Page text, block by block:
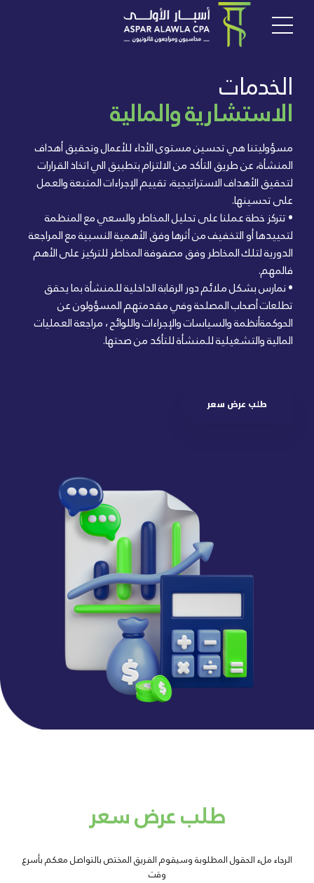
الخدمات
الاستشارية والمالية
مسؤوليتنا هي تحسين مستوى الأداء للأعمال وتحقيق أهداف
المنشأة، عن طريق التأكد من الالتزام بتطبيق الي اتخاذ القرارات
لتحقيق الأهداف الاستراتيجية، تقييم الإجراءات المتبعة والعمل
على تحسينها.
• تتركز خطة عملنا على تحليل المخاطر والسعي مع المنظمة
لتحييدها أو التخفيف من أثرها وفق الأهمية النسبية مع المراجعة
الدورية لتلك المخاطر وفق مصفوفة المخاطر للتركيز على الأهم
فالمهم.
• نمارس بشكل ملائم دور الرقابة الداخلية للمنشأة بما يحقق
تطلعات أصحاب المصلحة وفي مقدمتهم المسؤولون عن
الحوكمةأنظمة والسياسات والإجراءات واللوائح ، مراجعة العمليات
المالية والتشغيلية للمنشأة للتأكد من صحتها.
طلب عرض سعر
طلب عرض سعر
الرجاء ملء الحقول المطلوبة وسيقوم الفريق المختص بالتواصل معكم بأسرع
وقت